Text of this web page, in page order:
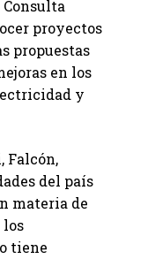
proyectos
propuestas
en los
y
Falcón,
del país
materia de
los
tiene